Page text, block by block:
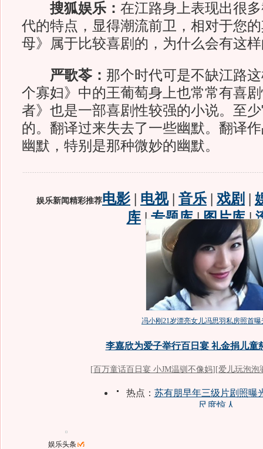
搜狐娱乐： 在江路身上表现出很
代的特点，显得潮流前卫，相对于您
母》属于比较喜剧的，为什么会有这
严歌苓： 那个时代可是不缺江路
个寡妇》中的王葡萄身上也常常有喜
者》也是一部喜剧性较强的小说。至
的。翻译过来失去了一些幽默。翻译
幽默，特别是那种微妙的幽默。
娱乐头条